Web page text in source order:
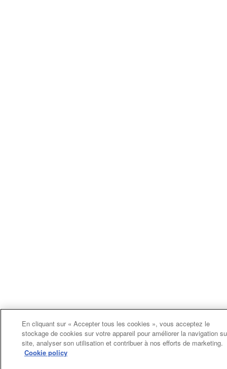
En cliquant sur « Accepter tous les cookies », vous acceptez le
stockage de cookies sur votre appareil pour améliorer la navigation
site, analyser son utilisation et contribuer à nos efforts de marketing.
Cookie policy